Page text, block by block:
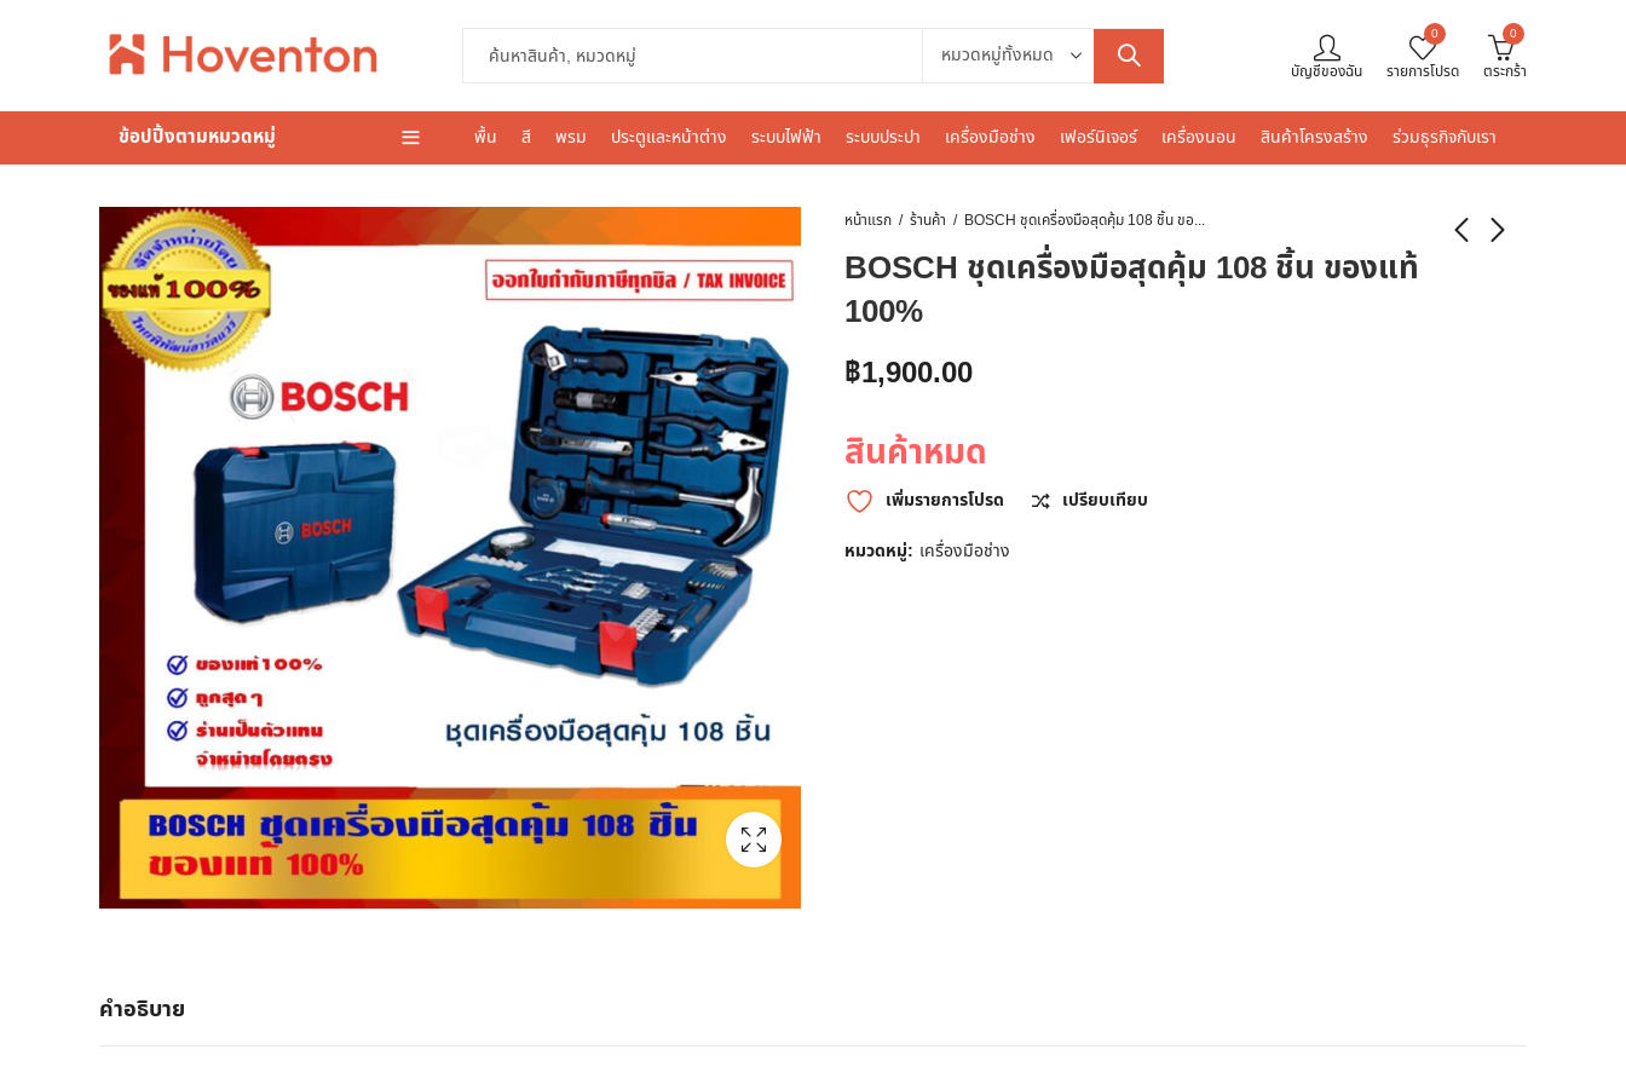
บัญชีของฉัน
0
รายการโปรด
0
ตระกร้า
ข้อปปิ้งตามหมวดหมู่ พื้น สี พรม ประตูและหน้าต่าง ระบบไฟฟ้า ระบบประปา เครื่องมือช่าง เฟอร์นิเจอร์ เครื่องนอน สินค้าโครงสร้าง ร่วมธุรกิจกับเรา
หน้าแรก ร้านค้า BOSCH ชุดเครื่องมือสุดคุ้ม 108 ชิ้น ของแท้ 100%
BOSCH ชุดเครื่องมือสุดคุ้ม 108 ชิ้น ของแท้
100%
฿1,900.00
สินค้าหมด
เพิ่มรายการโปรด
เปรียบเทียบ
หมวดหมู่: เครื่องมือช่าง
คำอธิบาย